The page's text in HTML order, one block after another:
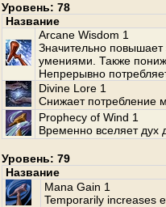
Уровень: 78
Название
Arcane Wisdom 1
Значительно
умениями. Также
Непрерывно
Divine Lore 1
Снижает потребление
Prophecy of Wind 1
Временно вселяет дух
Уровень: 79
Название
Mana Gain 1
Temporarily increases